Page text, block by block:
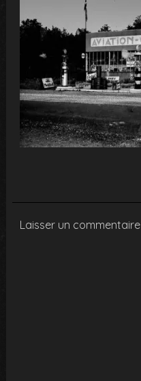
Laisser un commentaire